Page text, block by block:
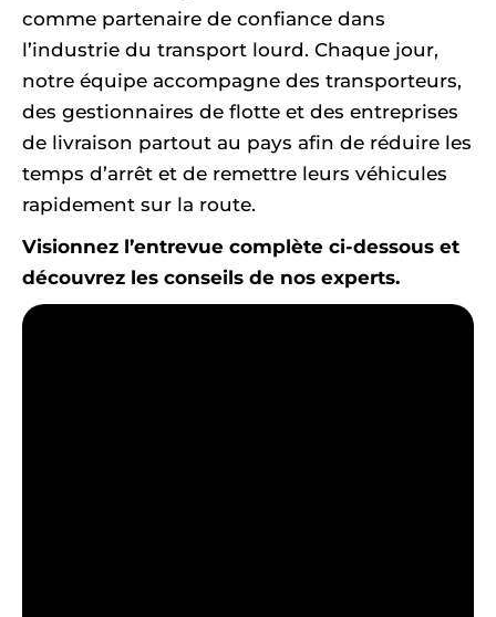
comme partenaire de confiance dans
l’industrie du transport lourd. Chaque jour,
notre équipe accompagne des transporteurs,
des gestionnaires de flotte et des entreprises
de livraison partout au pays afin de réduire les
temps d’arrêt et de remettre leurs véhicules
rapidement sur la route.
Visionnez l’entrevue complète ci-dessous et
découvrez les conseils de nos experts.